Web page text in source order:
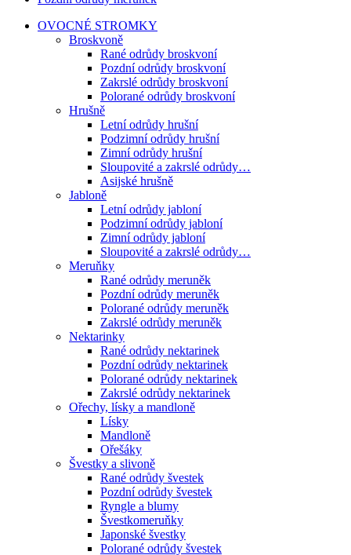
OVOCNÉ STROMKY
Broskvoně
Rané odrůdy broskvoní
Pozdní odrůdy broskvoní
Zakrslé odrůdy broskvoní
Polorané odrůdy broskvoní
Hrušně
Letní odrůdy hrušní
Podzimní odrůdy hrušní
Zimní odrůdy hrušní
Sloupovité a zakrslé odrůdy…
Asijské hrušně
Jabloně
Letní odrůdy jabloní
Podzimní odrůdy jabloní
Zimní odrůdy jabloní
Sloupovité a zakrslé odrůdy…
Meruňky
Rané odrůdy meruněk
Pozdní odrůdy meruněk
Polorané odrůdy meruněk
Zakrslé odrůdy meruněk
Nektarinky
Rané odrůdy nektarinek
Pozdní odrůdy nektarinek
Polorané odrůdy nektarinek
Zakrslé odrůdy nektarinek
Ořechy, lísky a mandloně
Lísky
Mandloně
Ořešáky
Švestky a slivoně
Rané odrůdy švestek
Pozdní odrůdy švestek
Ryngle a blumy
Švestkomeruňky
Japonské švestky
Polorané odrůdy švestek